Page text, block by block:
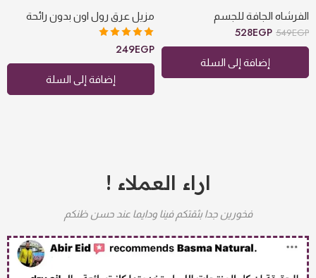
الفرشاه الجافة للجسم
549EGP
528EGP
إضافة إلى السلة
مزيل عرق رول اون بدون رائحة
تم التقييم
5.00من 5
249EGP
إضافة إلى السلة
اراء العملاء !
فخورين جدا بثقتكم فينا ودايما عند حسن ظنكم